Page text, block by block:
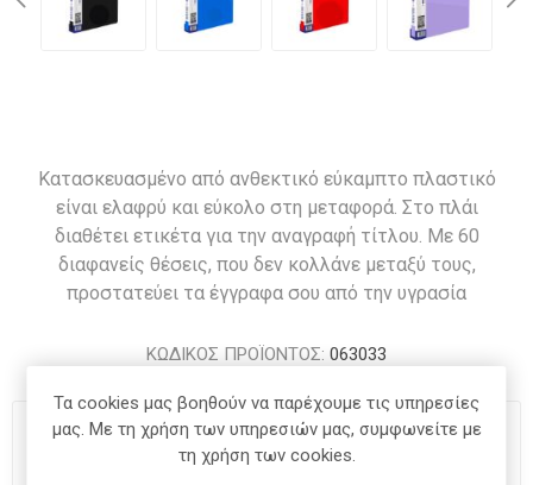
Κατασκευασμένο από ανθεκτικό εύκαμπτο πλαστικό
είναι ελαφρύ και εύκολο στη μεταφορά. Στο πλάι
διαθέτει ετικέτα για την αναγραφή τίτλου. Με 60
διαφανείς θέσεις, που δεν κολλάνε μεταξύ τους,
προστατεύει τα έγγραφα σου από την υγρασία
ΚΩΔΙΚΟΣ ΠΡΟΪΟΝΤΟΣ: 063033
Χρώμα *
Τα cookies μας βοηθούν να παρέχουμε τις υπηρεσίες
μας. Με τη χρήση των υπηρεσιών μας, συμφωνείτε με
τη χρήση των cookies.